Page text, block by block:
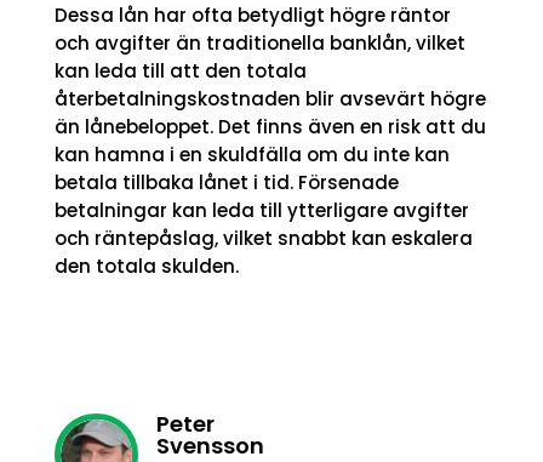
Dessa lån har ofta betydligt högre räntor
och avgifter än traditionella banklån, vilket
kan leda till att den totala
återbetalningskostnaden blir avsevärt högre
än lånebeloppet. Det finns även en risk att du
kan hamna i en skuldfälla om du inte kan
betala tillbaka lånet i tid. Försenade
betalningar kan leda till ytterligare avgifter
och räntepåslag, vilket snabbt kan eskalera
den totala skulden.
Peter
Svensson